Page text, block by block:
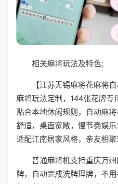
相关麻将玩法及特色;
【江苏无锡麻将花麻将
麻将玩法定制，144张花牌专
贴合本地休闲规则，自动麻
舒适，桌面宽敞，慢节奏娱乐
适配江南居家风格，亲友相聚
普通麻将机支持重庆万
牌，自动完成洗牌理牌，不用